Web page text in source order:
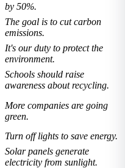
by 50%.
The goal is to cut carbon
emissions.
It's our duty to protect the
environment.
Schools should raise
awareness about recycling.
More companies are going
green.
Turn off lights to save energy.
Solar panels generate
electricity from sunlight.